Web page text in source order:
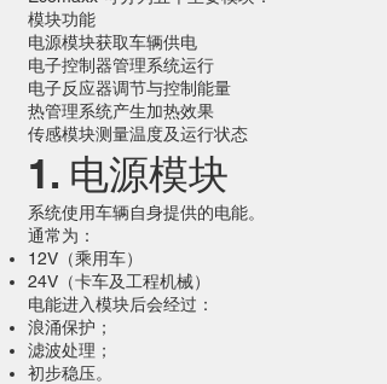
模块功能
电源模块获取车辆供电
电子控制器管理系统运行
电子反应器调节与控制能量
热管理系统产生加热效果
传感模块测量温度及运行状态
1. 电源模块
系统使用车辆自身提供的电能。
通常为：
12V（乘用车）
24V（卡车及工程机械）
电能进入模块后会经过：
浪涌保护；
滤波处理；
初步稳压。